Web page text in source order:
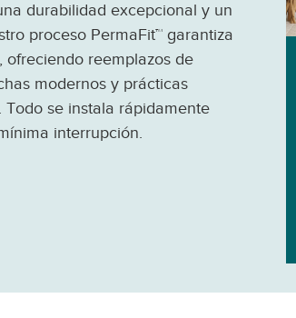
durabilidad excepcional y un
proceso PermaFit™ garantiza
ofreciendo reemplazos de
modernos y prácticas
se instala rápidamente
interrupción.